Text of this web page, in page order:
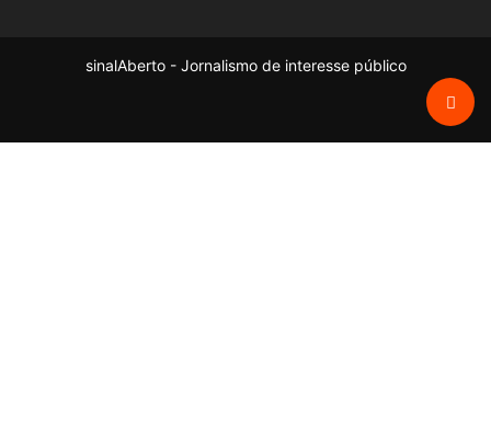
sinalAberto - Jornalismo de interesse público